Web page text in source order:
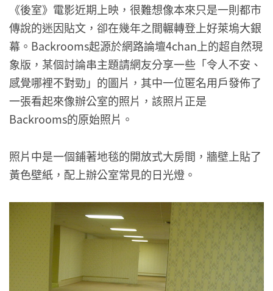
《後室》電影近期上映，很難想像本來只是一則都市
傳說的迷因貼文，卻在幾年之間輾轉登上好萊塢大銀
幕。Backrooms起源於網路論壇4chan上的超自然現
象版，某個討論串主題請網友分享一些「令人不安、
感覺哪裡不對勁」的圖片，其中一位匿名用戶發佈了
一張看起來像辦公室的照片，該照片正是
Backrooms的原始照片。
照片中是一個鋪著地毯的開放式大房間，牆壁上貼了
黃色壁紙，配上辦公室常見的日光燈。